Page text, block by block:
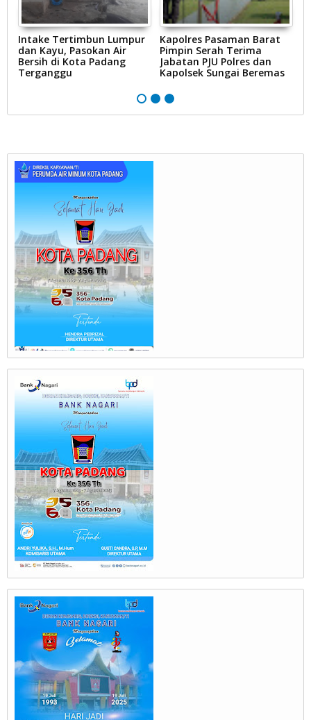
Intake Tertimbun Lumpur
dan Kayu, Pasokan Air
Bersih di Kota Padang
Terganggu
Kapolres Pasaman Barat
Pimpin Serah Terima
Jabatan PJU Polres dan
Kapolsek Sungai Beremas